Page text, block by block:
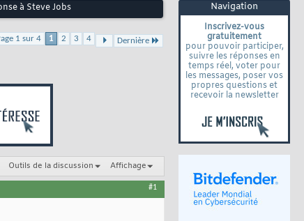
Navigation
Inscrivez-vous
gratuitement
pour pouvoir participer,
suivre les réponses en
temps réel, voter pour
les messages, poser vos
propres questions et
recevoir la newsletter
à Steve Jobs
1 sur 4 1 2 3 4 Dernière
Outils de la discussion Affichage
#1